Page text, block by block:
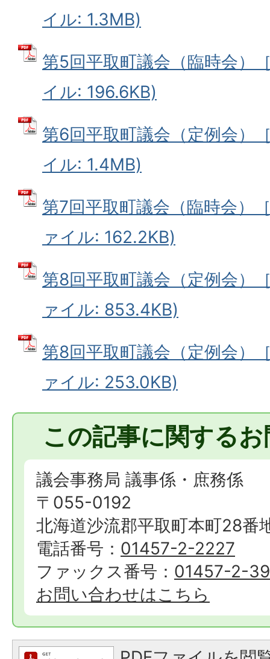
イル: 1.3MB)
第5回平取町議会（臨時会）
イル: 196.6KB)
第6回平取町議会（定例会）
イル: 1.4MB)
第7回平取町議会（臨時会）
ァイル: 162.2KB)
第8回平取町議会（定例会）
ァイル: 853.4KB)
第8回平取町議会（定例会）
ァイル: 253.0KB)
この記事に関する
議会事務局 議事係・庶務係
〒055-0192
北海道沙流郡平取町本町28番
電話番号： 01457-2-2227
ファックス番号： 01457-2-
お問い合わせはこちら